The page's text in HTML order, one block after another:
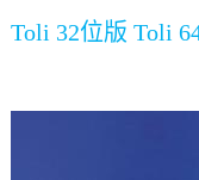
Toli 32位版 Toli